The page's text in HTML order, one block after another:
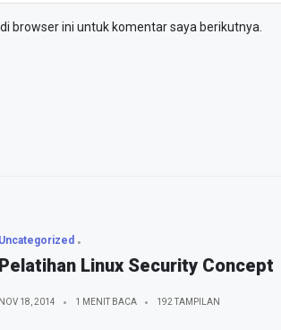
browser ini untuk komentar saya berikutnya.
Uncategorized
Pelatihan Linux Security Concept
NOV 18, 2014 1 MENIT BACA 192 TAMPILAN